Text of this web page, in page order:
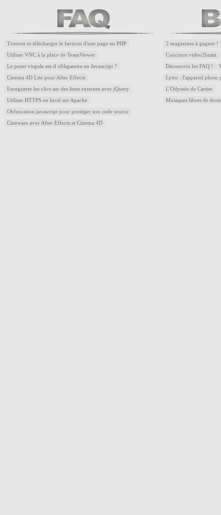
Trouver et télécharger le favicon d'une page en PHP
Utiliser VNC à la place de TeamViewer
Le point virgule est-il obligatoire en Javascript ?
Cinema 4D Lite pour After Effects
Enregistrer les clics sur des liens externes avec jQuery
Utiliser HTTPS en local sur Apache
Obfuscation javascript pour protéger son code source
Cineware avec After Effects et Cinema 4D
2 magazines à gagner !
Concours video2brain
Découvrez les FAQ !
Lytro : l'appareil photo
L'Odyssée de Cartier
Musiques libres de